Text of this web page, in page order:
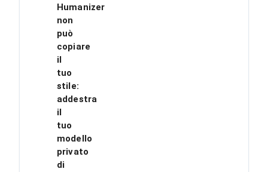
Humanizer
non
può
copiare
il
tuo
stile:
addestra
il
tuo
modello
privato
di